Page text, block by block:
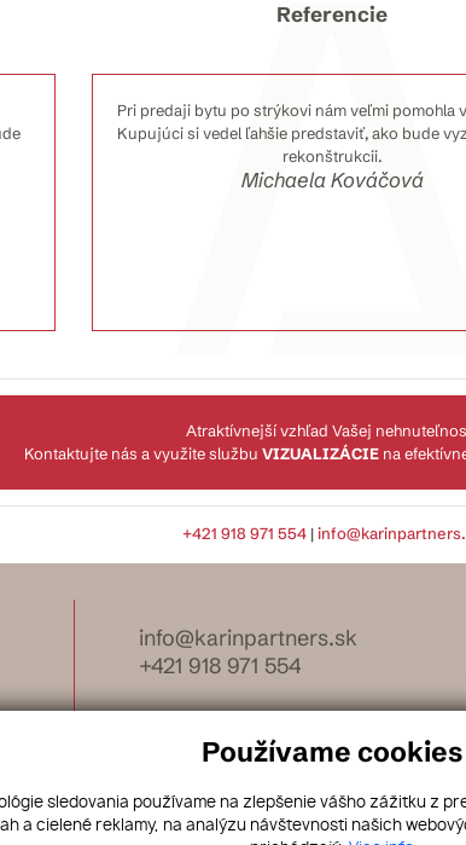
Používame cookies
sledovania používame na zlepšenie vášho zážitku z
a cielené reklamy, na analýzu návštevnosti našich
Referencie
Pri predaji bytu po strýkovi nám veľmi pomohla
Kupujúci si vedel ľahšie predstaviť, ako bude
rekonštrukcii.
Michaela Kováčová
Atraktívnejší vzhľad Vašej
Kontaktujte nás a využite službu VIZUALIZÁCIE na
+421 918 971 554|
info@karinpartners.sk
+421 918 971 554